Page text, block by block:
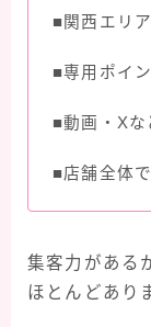
■関西エリ
■専用ポイ
■動画・Xな
■店舗全体
集客力がある
ほとんどあり